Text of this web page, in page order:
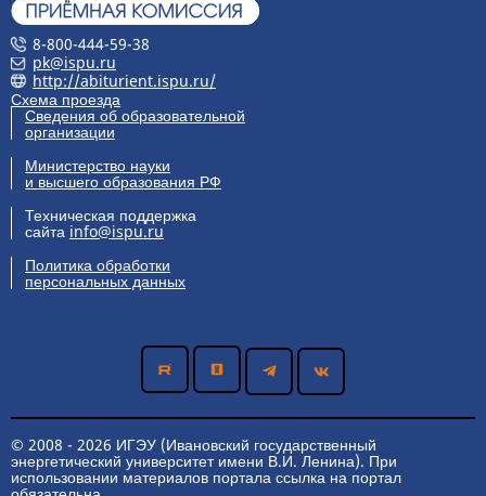
8-800-444-59-38
pk@ispu.ru
http://abiturient.ispu.ru/
Схема проезда
Сведения об образовательной
организации
Министерство науки
и высшего образования РФ
Техническая поддержка
сайта info@ispu.ru
Политика обработки
персональных данных
© 2008 - 2026 ИГЭУ (Ивановский государственный
энергетический университет имени В.И. Ленина). При
использовании материалов портала ссылка на портал